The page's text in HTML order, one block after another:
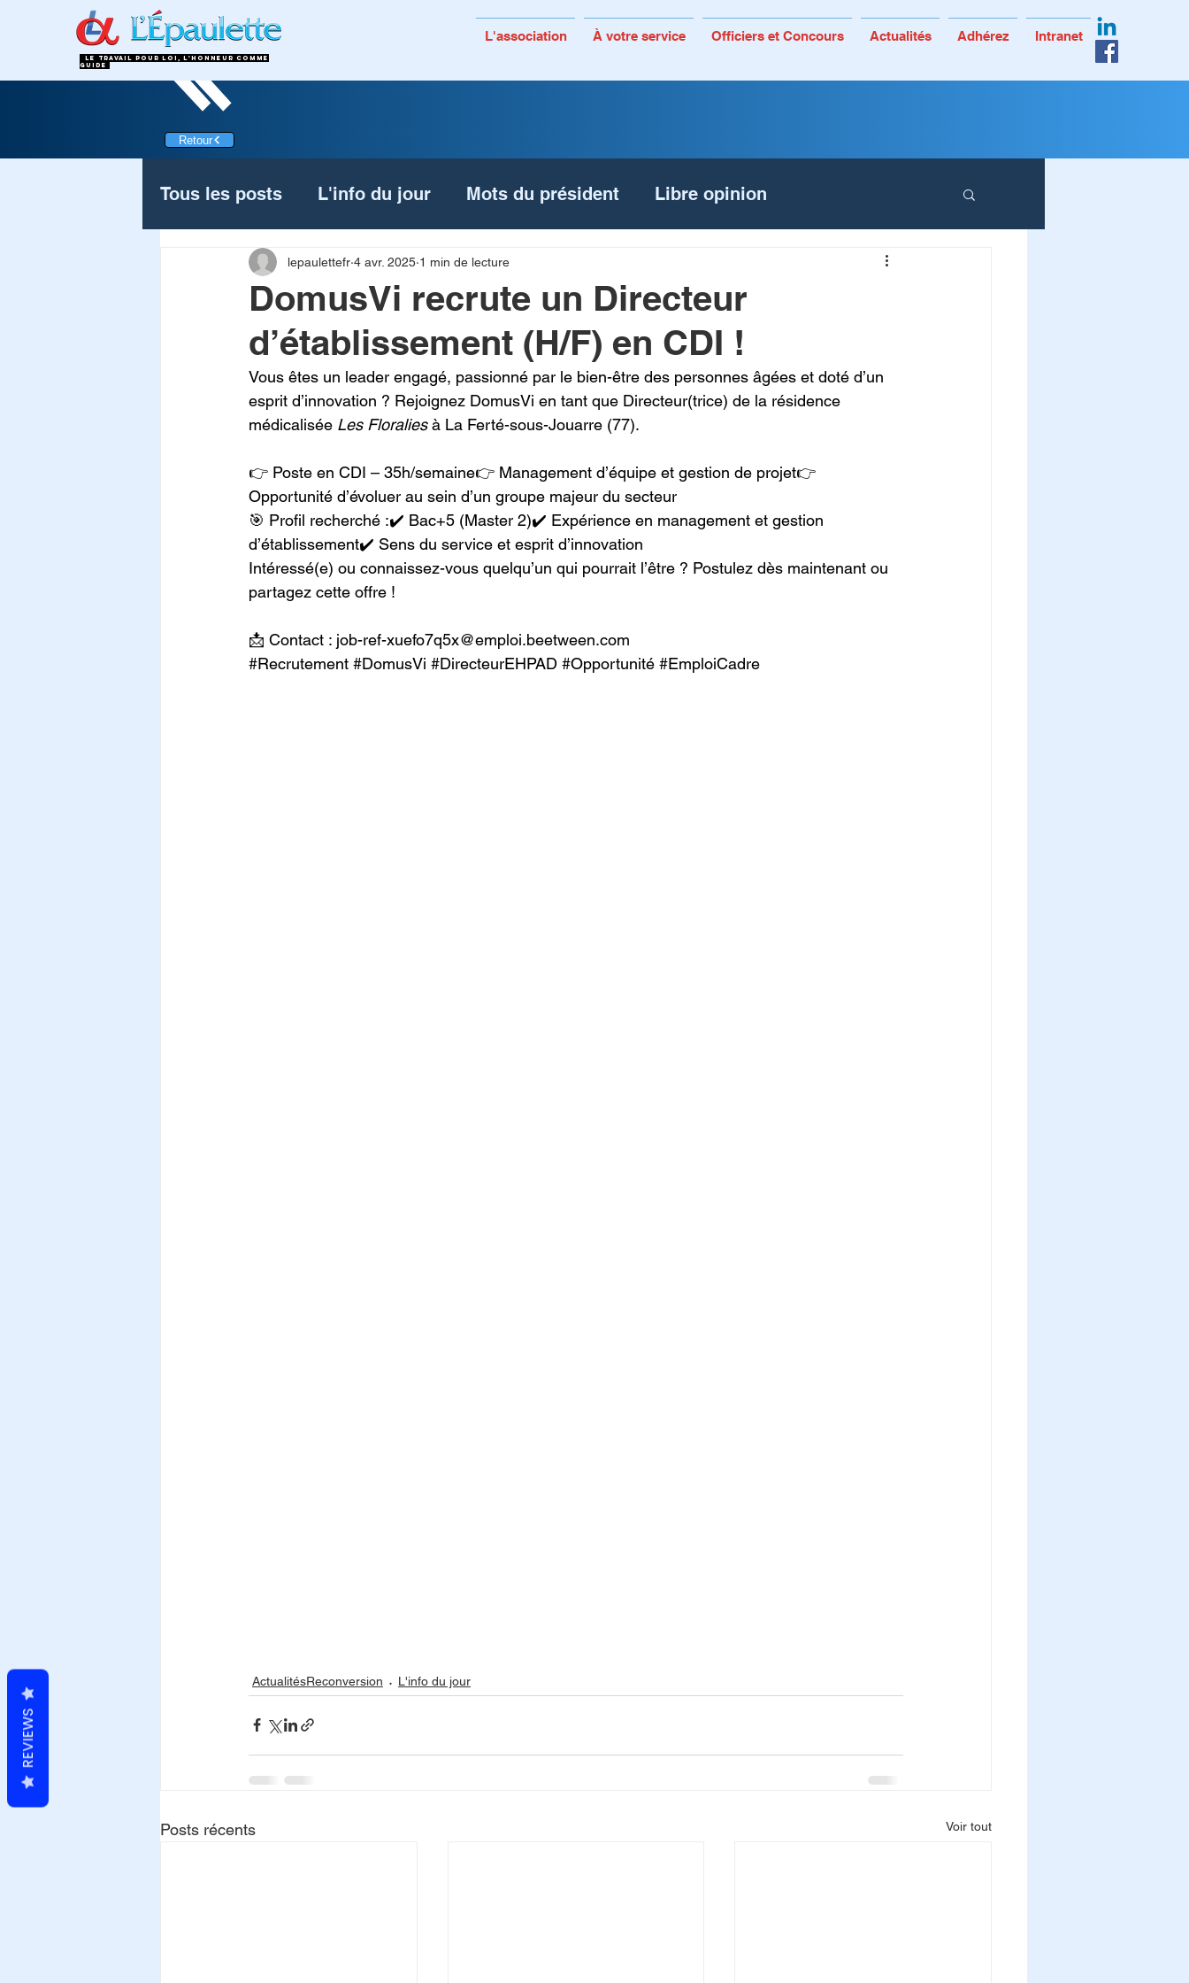
LE TRAVAIL POUR LOI, L'HONNEUR COMME
GUIDe
L'association À votre service Officiers et Concours Actualités Adhérez Intranet
Retour
Tous les posts L'info du jour Mots du président Libre opinion
ActualitésReconversion In memoriam
DomusVi recrute un Directeur
d’établissement (H/F) en CDI !
lepaulettefr 4 avr. 2025 1 min de lecture
Vous êtes un leader engagé, passionné par le bien-être des personnes âgées et doté d’un
esprit d’innovation ? Rejoignez DomusVi en tant que Directeur(trice) de la résidence
médicalisée Les Floralies à La Ferté-sous-Jouarre (77).
👉 Poste en CDI – 35h/semaine👉 Management d’équipe et gestion de projet👉
Opportunité d’évoluer au sein d’un groupe majeur du secteur
🎯 Profil recherché :✔️ Bac+5 (Master 2)✔️ Expérience en management et gestion
d’établissement✔️ Sens du service et esprit d’innovation
Intéressé(e) ou connaissez-vous quelqu’un qui pourrait l’être ? Postulez dès maintenant ou
partagez cette offre !
📩 Contact : job-ref-xuefo7q5x@emploi.beetween.com
#Recrutement #DomusVi #DirecteurEHPAD #Opportunité #EmploiCadre
ActualitésReconversion L'info du jour
Posts récents Voir tout
REVIEWS